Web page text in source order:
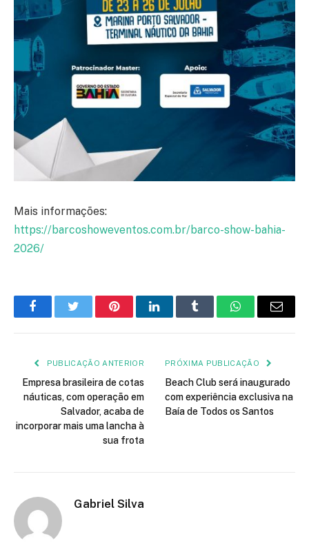
Mais informações:
https://barcoshoweventos.com.br/barco-show-bahia-
2026/
FacebookTwitter PinterestLinkedInTumblr WhatsApp
E-
PUBLICAÇÃO ANTERIOR
Empresa brasileira de cotas
náuticas, com operação em
Salvador, acaba de
incorporar mais uma lancha à
sua frota
PRÓXIMA PUBLICAÇÃO
Beach Club será inaugurado
com experiência exclusiva na
Baía de Todos os Santos
Gabriel Silva